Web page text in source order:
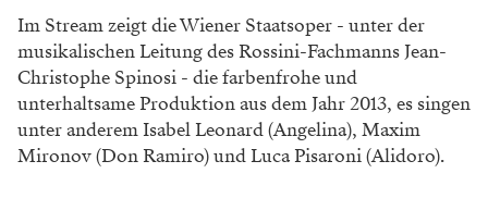
Im Stream zeigt die Wiener Staatsoper - unter der
musikalischen Leitung des Rossini-Fachmanns Jean-
Christophe Spinosi - die farbenfrohe und
unterhaltsame Produktion aus dem Jahr 2013, es singen
unter anderem Isabel Leonard (Angelina), Maxim
Mironov (Don Ramiro) und Luca Pisaroni (Alidoro).